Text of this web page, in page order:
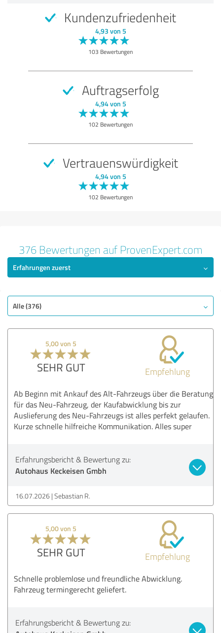
Empfehlung
Kundenzufriedenheit
4,93 von 5
103 Bewertungen
Auftragserfolg
4,94 von 5
102 Bewertungen
Vertrauenswürdigkeit
4,94 von 5
102 Bewertungen
376 Bewertungen auf ProvenExpert.com
Erfahrungen zuerst
Alle (376)
5,00 von 5
SEHR GUT Empfehlung
Ab Beginn mit Ankauf des Alt-Fahrzeugs über die Beratung
für das Neu-Fahrzeug, der Kaufabwicklung bis zur
Auslieferung des Neu-Fahrzeugs ist alles perfekt gelaufen.
Kurze schnelle hilfreiche Kommunikation. Alles super
Erfahrungsbericht & Bewertung zu:
Autohaus Keckeisen Gmbh
16.07.2026 Sebastian R.
5,00 von 5
SEHR GUT Empfehlung
Schnelle problemlose und freundliche Abwicklung.
Fahrzeug termingerecht geliefert.
Erfahrungsbericht & Bewertung zu: